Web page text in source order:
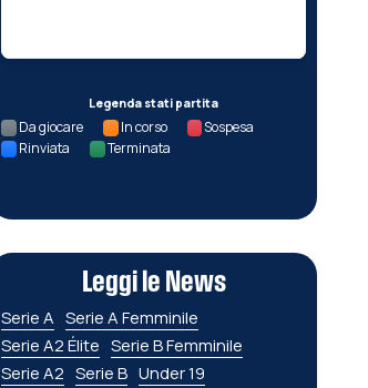
Legenda stati partita
Da giocare In corso
Sospesa
Rinviata
Terminata
Leggi le News
Serie A Serie A Femminile
Serie A2 Élite Serie B Femminile
Serie A2 Serie B Under 19